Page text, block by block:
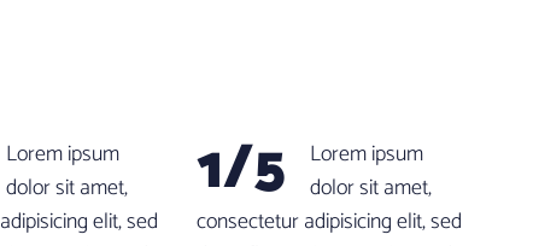
Lorem ipsum
dolor sit amet,
elit, sed
1/5
Lorem ipsum
dolor sit amet,
consectetur adipisicing elit, sed